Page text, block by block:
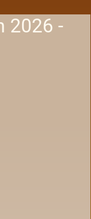
2026 -